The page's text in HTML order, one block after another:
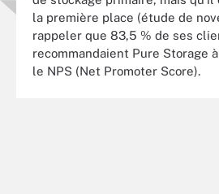
la première place (étude de
rappeler que 83,5 % de ses
recommandaient Pure Storage
le NPS (Net Promoter Score).